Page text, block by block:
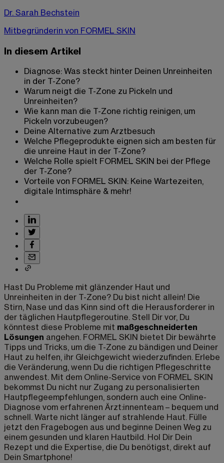
Dr. Sarah Bechstein
Mitbegründerin von FORMEL SKIN
In diesem Artikel
Diagnose: Was steckt hinter Deinen Unreinheiten
in der T-Zone?
Warum neigt die T-Zone zu Pickeln und
Unreinheiten?
Wie kann man die T-Zone richtig reinigen, um
Pickeln vorzubeugen?
Deine Alternative zum Arztbesuch
Welche Pflegeprodukte eignen sich am besten für
die unreine Haut in der T-Zone?
Welche Rolle spielt FORMEL SKIN bei der Pflege
der T-Zone?
Vorteile von FORMEL SKIN: Keine Wartezeiten,
digitale Intimsphäre & mehr!
Hast Du Probleme mit glänzender Haut und
Unreinheiten in der T-Zone? Du bist nicht allein! Die
Stirn, Nase und das Kinn sind oft die Herausforderer in
der täglichen Hautpflegeroutine. Stell Dir vor, Du
könntest diese Probleme mit maßgeschneiderten
Lösungen angehen. FORMEL SKIN bietet Dir bewährte
Tipps und Tricks, um die T-Zone zu bändigen und Deiner
Haut zu helfen, ihr Gleichgewicht wiederzufinden. Erlebe
die Veränderung, wenn Du die richtigen Pflegeschritte
anwendest. Mit dem Online-Service von FORMEL SKIN
bekommst Du nicht nur Zugang zu personalisierten
Hautpflegeempfehlungen, sondern auch eine Online-
Diagnose vom erfahrenen Ärzt:innenteam – bequem und
schnell. Warte nicht länger auf strahlende Haut. Fülle
jetzt den Fragebogen aus und beginne Deinen Weg zu
einem gesunden und klaren Hautbild. Hol Dir Dein
Rezept und die Expertise, die Du benötigst, direkt auf
Dein Smartphone!